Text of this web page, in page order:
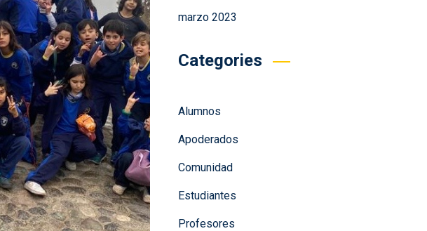
marzo 2023
Categories
Alumnos
Apoderados
Comunidad
Estudiantes
Profesores